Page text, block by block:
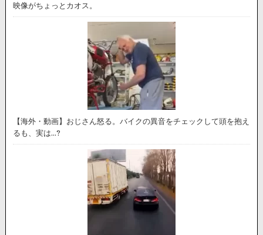
映像がちょっとカオス。
【海外・動画】おじさん怒る。バイクの異音をチェックして頭を抱え
るも、実は…?